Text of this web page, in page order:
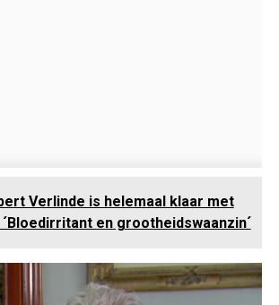
Verlinde is helemaal klaar met
en grootheidswaanzin´